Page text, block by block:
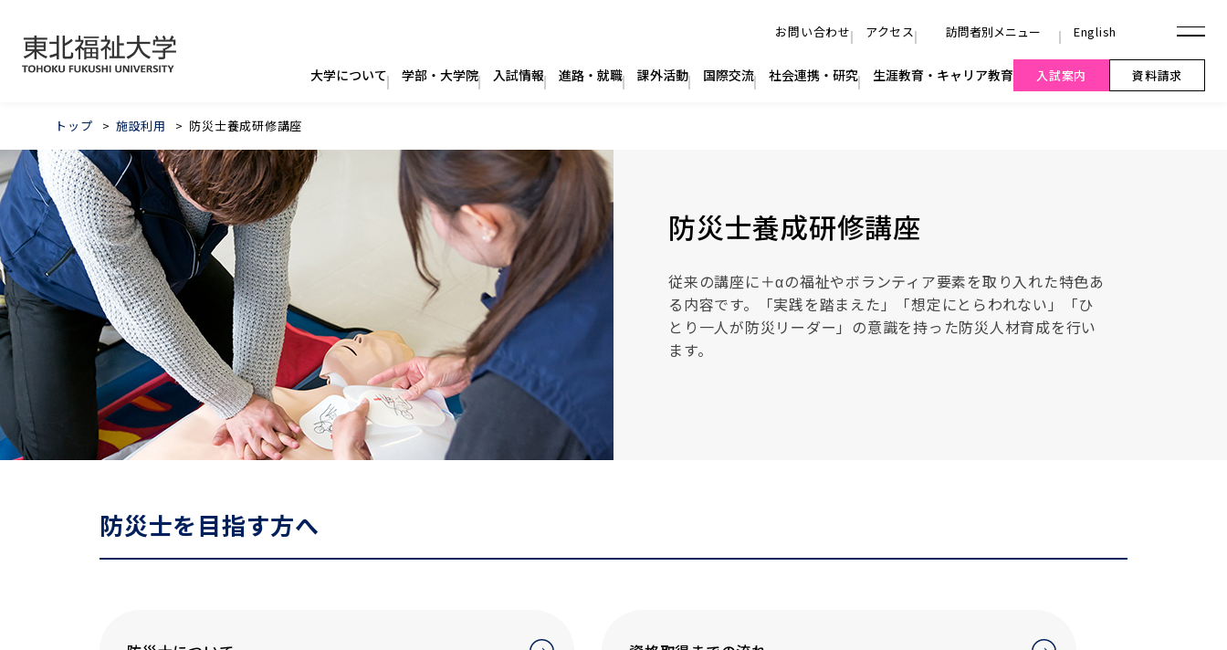
トップ 施設利用 防災士養成研修講座
防災士養成研修講座
従来の講座に＋αの福祉やボランティア要素を取り入れた特色あ
る内容です。「実践を踏まえた」「想定にとらわれない」「ひ
とり一人が防災リーダー」の意識を持った防災人材育成を行い
ます。
防災士を目指す方へ